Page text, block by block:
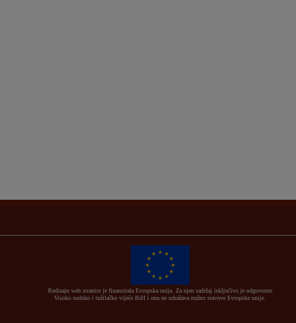
Redizajn web stranice je finansirala Evropska unija. Za njen sadržaj isključivo je odgovorno
Visoko sudsko i tužilačko vijeće BiH i ona ne odražava nužno stavove Evropske unije.